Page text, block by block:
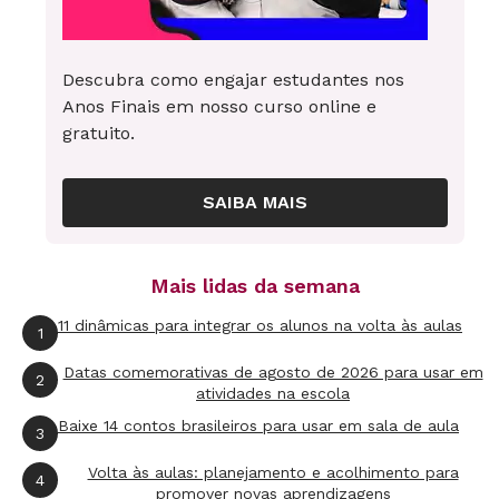
surgiram, ainda que fossem amados pelo povo.
Exemplo disso foi o que ocorreu com Orlando
Silva, cantor das multidões. Na época, essas
pessoas não tinham o menor interesse por ele",
avalia Paulo César de Araújo.
Durante muito tempo, a boa MPB era aquela
Nelson Cavaquinho, e depois com a Bossa Nova,
em 1959, e a Tropicália, em 1960. "O baião ficou
no meio, entre a tradição e a modernidade. Com
isso, passou a ser tratado como um momento
menor da nossa música", lamenta o jornalista.
Descubra como engajar estudantes nos
Anos Finais em nosso curso online e
gratuito.
SAIBA MAIS
Mais lidas da semana
1 11 dinâmicas para integrar os alunos na volta às aulas
2
Datas comemorativas de agosto de 2026 para usar em
atividades na escola
3 Baixe 14 contos brasileiros para usar em sala de aula
4
Volta às aulas: planejamento e acolhimento para
promover novas aprendizagens